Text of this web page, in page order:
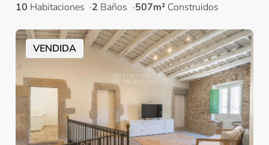
10 Habitaciones 2 Baños 507m² Construidos
VENDIDA